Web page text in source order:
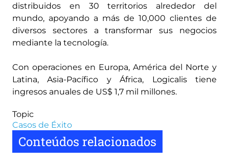
distribuidos en 30 territorios alrededor del
mundo, apoyando a más de 10,000 clientes de
diversos sectores a transformar sus negocios
mediante la tecnología.
Con operaciones en Europa, América del Norte y
Latina, Asia-Pacífico y África, Logicalis tiene
ingresos anuales de US$ 1,7 mil millones.
Topic
Casos de Éxito
Conteúdos relacionados